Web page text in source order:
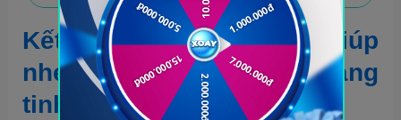
Kết quả sau liệu trình giúp
nhẹ người, khỏe bụng, sáng
tinh thần